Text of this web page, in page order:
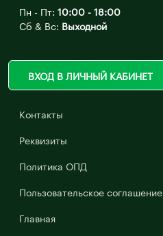
Пн - Пт: 10:00 - 18:00
Сб & Вс: Выходной
ВХОД В ЛИЧНЫЙ КАБИНЕТ
Контакты
Реквизиты
Политика ОПД
Пользовательское соглашение
Главная